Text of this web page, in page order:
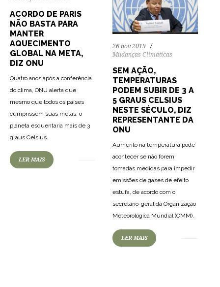
ACORDO DE PARIS
NÃO BASTA PARA
MANTER
AQUECIMENTO
GLOBAL NA META,
DIZ ONU
Quatro anos após a conferência
do clima, ONU alerta que
mesmo que todos os países
cumprissem suas metas, o
planeta esquentaria mais de 3
graus Celsius.
LER MAIS
26 nov 2019
Mudanças Climáticas
SEM AÇÃO,
TEMPERATURAS
PODEM SUBIR DE 3 A
5 GRAUS CELSIUS
NESTE SÉCULO, DIZ
REPRESENTANTE DA
ONU
Aumento na temperatura pode
acontecer se não forem
tomadas medidas para impedir
emissões de gases de efeito
estufa, de acordo com o
secretário-geral da Organização
Meteorológica Mundial (OMM).
LER MAIS